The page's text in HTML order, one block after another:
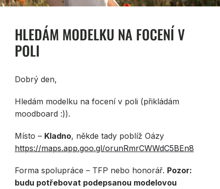
HLEDÁM MODELKU NA FOCENÍ V
POLI
Dobrý den,
Hledám modelku na focení v poli (přikládám
moodboard :)).
Místo – Kladno, někde tady poblíž Oázy
https://maps.app.goo.gl/orunRmrCWWdC5BEn8
Forma spolupráce – TFP nebo honorář. Pozor:
budu potřebovat podepsanou modelovou